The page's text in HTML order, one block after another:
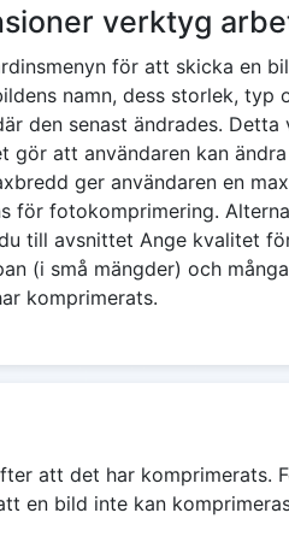
verktyg
för att skicka en
namn, dess storlek, typ
den senast ändrades.
att användaren kan
ger användaren en
för fotokomprimering.
till avsnittet Ange kvalitet
(i små mängder) och
komprimerats.
att det har komprimerats.
en bild inte kan